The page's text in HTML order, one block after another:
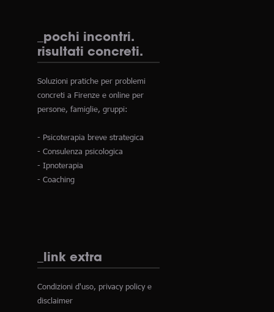
_pochi incontri.
risultati concreti.
Soluzioni pratiche per problemi
concreti a Firenze e online per
persone, famiglie, gruppi:
- Psicoterapia breve strategica
- Consulenza psicologica
- Ipnoterapia
- Coaching
_link extra
Condizioni d'uso, privacy policy e
disclaimer